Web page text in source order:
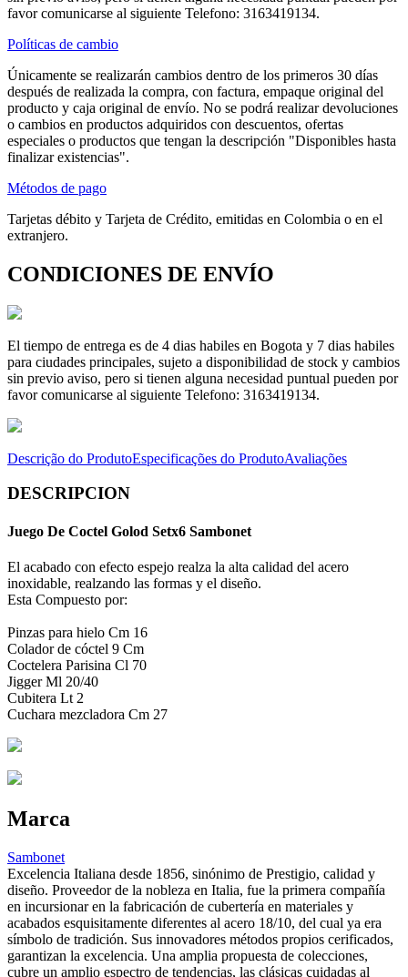
favor comunicarse al siguiente Telefono: 3163419134.
Políticas de cambio
Únicamente se realizarán cambios dentro de los primeros 30 días
después de realizada la compra, con factura, empaque original del
producto y caja original de envío. No se podrá realizar devoluciones
o cambios en productos adquiridos con descuentos, ofertas
especiales o productos que tengan la descripción "Disponibles hasta
finalizar existencias".
Métodos de pago
Tarjetas débito y Tarjeta de Crédito, emitidas en Colombia o en el
extranjero.
CONDICIONES DE ENVÍO
El tiempo de entrega es de 4 dias habiles en Bogota y 7 dias habiles
para ciudades principales, sujeto a disponibilidad de stock y cambios
sin previo aviso, pero si tienen alguna necesidad puntual pueden por
favor comunicarse al siguiente Telefono: 3163419134.
Descrição do ProdutoEspecificações do ProdutoAvaliações
DESCRIPCION
Juego De Coctel Golod Setx6 Sambonet
El acabado con efecto espejo realza la alta calidad del acero
inoxidable, realzando las formas y el diseño.
Esta Compuesto por:
Pinzas para hielo Cm 16
Colador de cóctel 9 Cm
Coctelera Parisina Cl 70
Jigger Ml 20/40
Cubitera Lt 2
Cuchara mezcladora Cm 27
Marca
Sambonet
Excelencia Italiana desde 1856, sinónimo de Prestigio, calidad y
diseño. Proveedor de la nobleza en Italia, fue la primera compañía
en incursionar en la fabricación de cubertería en materiales y
acabados esquisitamente diferentes al acero 18/10, del cual ya era
símbolo de tradición. Sus innovadores métodos propios cerificados,
garantizan la excelencia. Una amplia propuesta de colecciones,
cubre un amplio espectro de tendencias, las clásicas cuidadas al